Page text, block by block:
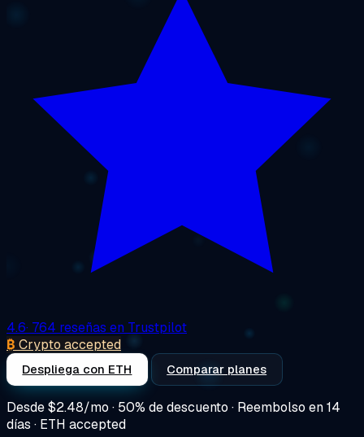
4.6· 764 reseñas en Trustpilot
₿ Crypto accepted
Despliega con ETH Comparar planes
Desde$2.48/mo · 50% de descuento · Reembolso en 14
días · ETH accepted